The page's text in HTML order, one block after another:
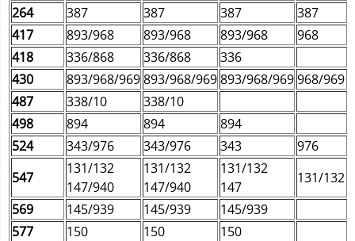
264
387 387 387 387
417
893/968 893/968 893/968
968
418
336/868 336/868
336
430
893/968/969893/968/969893/968/969968/969
487
338/10
338/10
498
894 894 894
524
343/976 343/976 343 976
547
131/132
147/940
131/132
147/940
131/132
147
131/132
569
145/939 145/939
145/939
577
150 150 150